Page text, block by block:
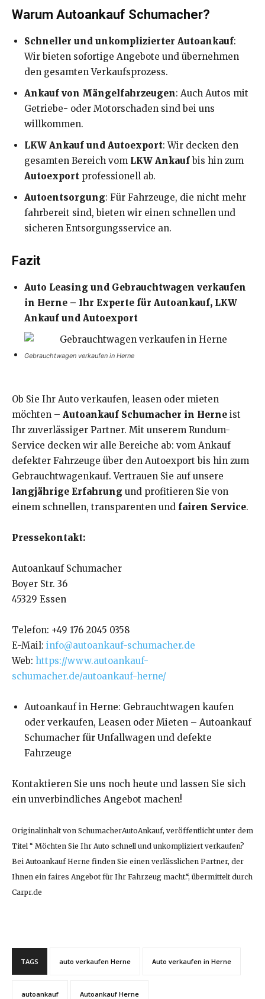
Warum Autoankauf Schumacher?
Schneller und unkomplizierter Autoankauf:
Wir bieten sofortige Angebote und übernehmen
den gesamten Verkaufsprozess.
Ankauf von Mängelfahrzeugen: Auch Autos mit
Getriebe- oder Motorschaden sind bei uns
willkommen.
LKW Ankauf und Autoexport: Wir decken den
gesamten Bereich vom LKW Ankaufbis hin zum
Autoexport professionell ab.
Autoentsorgung: Für Fahrzeuge, die nicht mehr
fahrbereit sind, bieten wir einen schnellen und
sicheren Entsorgungsservice an.
Fazit
Auto Leasing und Gebrauchtwagen verkaufen
in Herne – Ihr Experte für Autoankauf, LKW
Ankauf und Autoexport
Gebrauchtwagen verkaufen in Herne
Ob Sie Ihr Auto verkaufen, leasen oder mieten
möchten – Autoankauf Schumacher in Herne ist
Ihr zuverlässiger Partner. Mit unserem Rundum-
Service decken wir alle Bereiche ab: vom Ankauf
defekter Fahrzeuge über den Autoexport bis hin zum
Gebrauchtwagenkauf. Vertrauen Sie auf unsere
langjährige Erfahrung und profitieren Sie von
einem schnellen, transparenten und fairen Service.
Pressekontakt:
Autoankauf Schumacher
Boyer Str. 36
45329 Essen
Telefon: +49 176 2045 0358
E-Mail: info@autoankauf-schumacher.de
Web: https://www.autoankauf-
schumacher.de/autoankauf-herne/
Autoankauf in Herne: Gebrauchtwagen kaufen
oder verkaufen, Leasen oder Mieten – Autoankauf
Schumacher für Unfallwagen und defekte
Fahrzeuge
Kontaktieren Sie uns noch heute und lassen Sie sich
ein unverbindliches Angebot machen!
Originalinhalt von SchumacherAutoAnkauf, veröffentlicht unter dem
Titel “ Möchten Sie Ihr Auto schnell und unkompliziert verkaufen?
Bei Autoankauf Herne finden Sie einen verlässlichen Partner, der
Ihnen ein faires Angebot für Ihr Fahrzeug macht.“, übermittelt durch
Carpr.de
TAGS auto verkaufen Herne Auto verkaufen in Herne
autoankauf Autoankauf Herne